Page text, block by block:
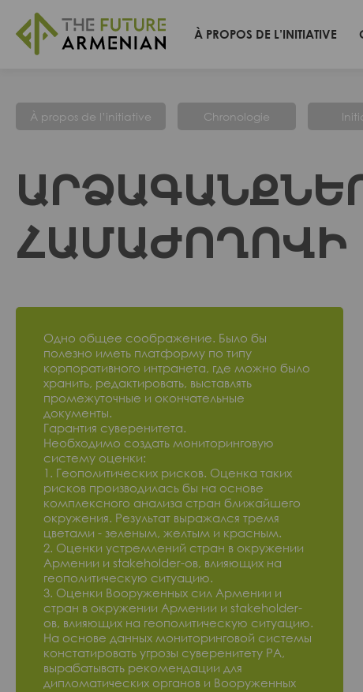
À PROPOS DE L’INITIATIVE
À propos de l’initiative Chronologie
ՀԱՄԱԺՈՂՈՎԻ
Одно общее соображение. Было бы
полезно иметь платформу по типу
корпоративного интранета, где можно было
хранить, редактировать, выставлять
промежуточные и окончательные
документы.
Гарантия суверенитета.
Необходимо создать мониторинговую
систему оценки:
1. Геополитических рисков. Оценка таких
рисков производилась бы на основе
комплексного анализа стран ближайшего
окружения. Результат выражался тремя
цветами - зеленым, желтым и красным.
2. Оценки устремлений стран в окружении
Армении и stakeholder-ов, влияющих на
геополитическую ситуацию.
3. Оценки Вооруженных сил Армении и
стран в окружении Армении и stakeholder-
ов, влияющих на геополитическую ситуацию.
На основе данных мониторинговой системы
констатировать угрозы суверенитету РА,
вырабатывать рекомендации для
дипломатических органов и Вооруженных